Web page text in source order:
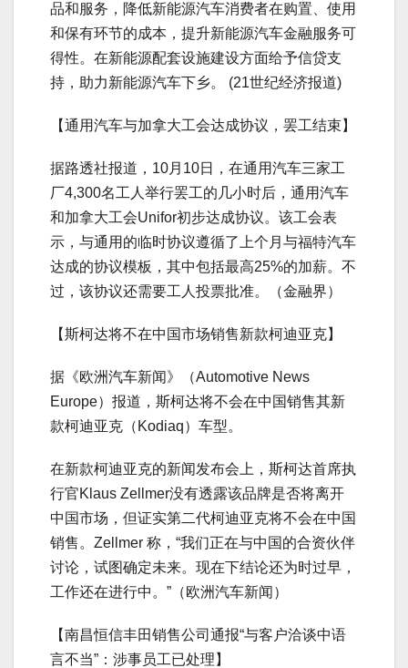
品和服务，降低新能源汽车消费者在购置、使用
和保有环节的成本，提升新能源汽车金融服务可
得性。在新能源配套设施建设方面给予信贷支
持，助力新能源汽车下乡。 (21世纪经济报道)
【通用汽车与加拿大工会达成协议，罢工结束】
据路透社报道，10月10日，在通用汽车三家工
厂4,300名工人举行罢工的几小时后，通用汽车
和加拿大工会Unifor初步达成协议。该工会表
示，与通用的临时协议遵循了上个月与福特汽车
达成的协议模板，其中包括最高25%的加薪。不
过，该协议还需要工人投票批准。（金融界）
【斯柯达将不在中国市场销售新款柯迪亚克】
据《欧洲汽车新闻》（Automotive News
Europe）报道，斯柯达将不会在中国销售其新
款柯迪亚克（Kodiaq）车型。
在新款柯迪亚克的新闻发布会上，斯柯达首席执
行官Klaus Zellmer没有透露该品牌是否将离开
中国市场，但证实第二代柯迪亚克将不会在中国
销售。Zellmer 称，“我们正在与中国的合资伙伴
讨论，试图确定未来。现在下结论还为时过早，
工作还在进行中。”（欧洲汽车新闻）
【南昌恒信丰田销售公司通报“与客户洽谈中语
言不当”：涉事员工已处理】